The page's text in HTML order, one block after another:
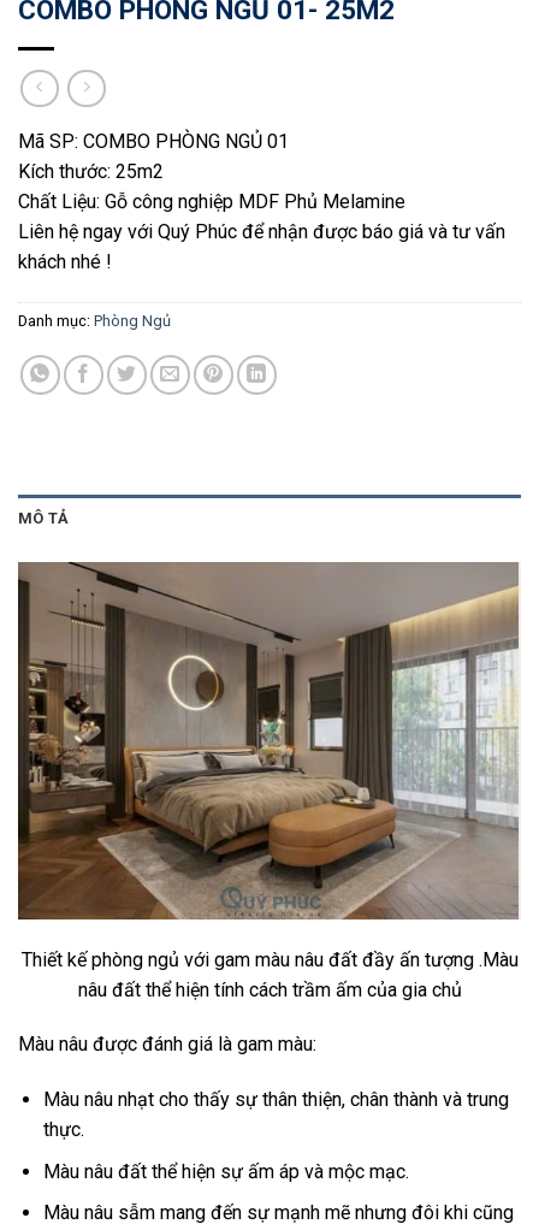
COMBO PHÒNG NGỦ 01- 25M2
Mã SP: COMBO PHÒNG NGỦ 01
Kích thước: 25m2
Chất Liệu: Gỗ công nghiệp MDF Phủ Melamine
Liên hệ ngay với Quý Phúc để nhận được báo giá và tư vấn
khách nhé !
Danh mục: Phòng Ngủ
MÔ TẢ
Thiết kế phòng ngủ với gam màu nâu đất đầy ấn tượng .Màu
nâu đất thể hiện tính cách trầm ấm của gia chủ
Màu nâu được đánh giá là gam màu:
Màu nâu nhạt cho thấy sự thân thiện, chân thành và trung
thực.
Màu nâu đất thể hiện sự ấm áp và mộc mạc.
Màu nâu sẫm mang đến sự mạnh mẽ nhưng đôi khi cũng